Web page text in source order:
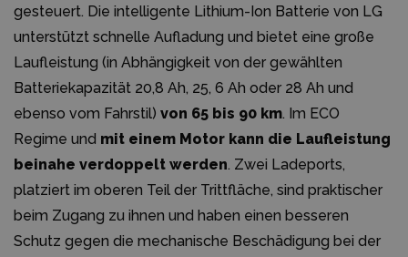
gesteuert. Die intelligente Lithium-Ion Batterie von LG
unterstützt schnelle Aufladung und bietet eine große
Laufleistung (in Abhängigkeit von der gewählten
Batteriekapazität 20,8 Ah, 25, 6 Ah oder 28 Ah und
ebenso vom Fahrstil) von 65 bis 90 km. Im ECO
Regime und mit einem Motor kann die Laufleistung
beinahe verdoppelt werden. Zwei Ladeports,
platziert im oberen Teil der Trittfläche, sind praktischer
beim Zugang zu ihnen und haben einen besseren
Schutz gegen die mechanische Beschädigung bei der